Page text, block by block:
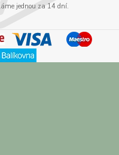
jednou za 14 dní.